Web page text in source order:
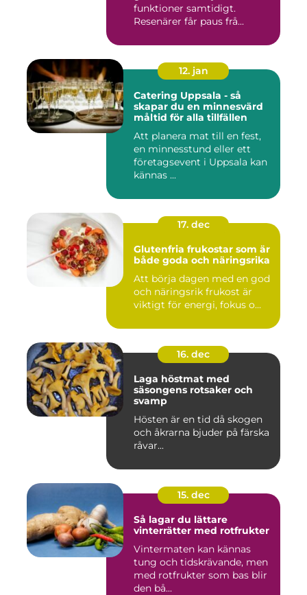
funktioner samtidigt.
Resenärer får paus frå...
12. jan
Catering Uppsala - så
skapar du en minnesvärd
måltid för alla tillfällen
Att planera mat till en fest,
en minnesstund eller ett
företagsevent i Uppsala kan
kännas ...
17. dec
Glutenfria frukostar som är
både goda och näringsrika
Att börja dagen med en god
och näringsrik frukost är
viktigt för energi, fokus o...
16. dec
Laga höstmat med
säsongens rotsaker och
svamp
Hösten är en tid då skogen
och åkrarna bjuder på färska
råvar...
15. dec
Så lagar du lättare
vinterrätter med rotfrukter
Vintermaten kan kännas
tung och tidskrävande, men
med rotfrukter som bas blir
den bå...